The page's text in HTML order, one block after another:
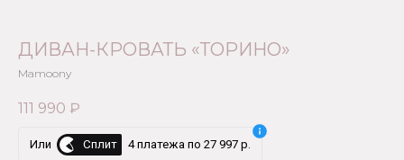
ДИВАН-КРОВАТЬ «ТОРИНО»
Mamoony
111 990 ₽
Или Сплит 4 платежа по 27 997 р.